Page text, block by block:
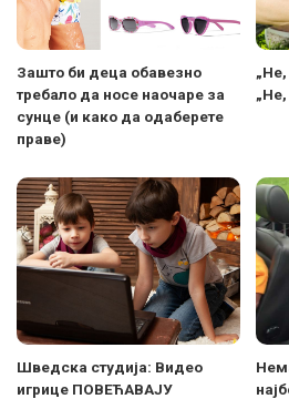
Зашто би деца обавезно
требало да носе наочаре за
сунце (и како да одаберете
праве)
Шведска студија: Видео
игрице ПОВЕЋАВАЈУ